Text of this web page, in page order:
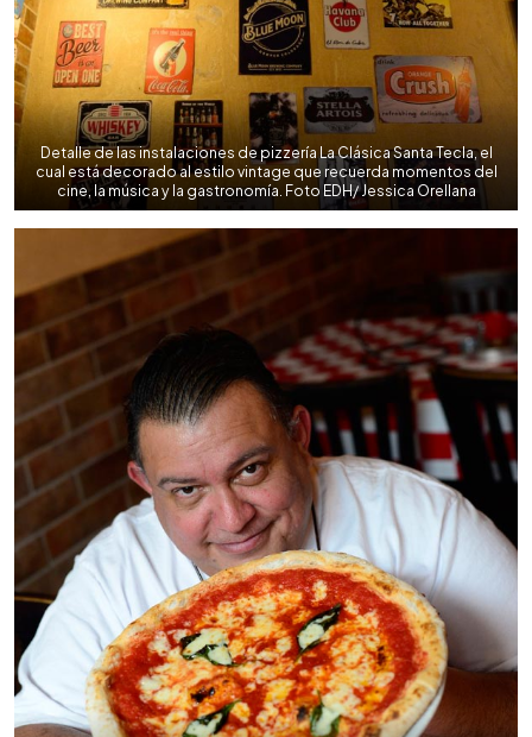
Detalle de las instalaciones de pizzería La Clásica Santa Tecla, el
cual está decorado al estilo vintage que recuerda momentos del
cine, la música y la gastronomía. Foto EDH/ Jessica Orellana